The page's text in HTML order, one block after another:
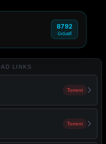
8792
වාරයක්
LINKS
Torrent
Torrent